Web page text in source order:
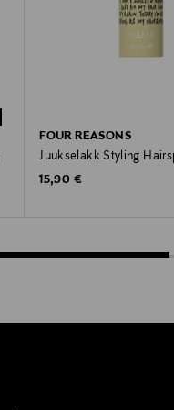
FOUR REASONS
Juukselakk Styling
Original Price
15,90 €